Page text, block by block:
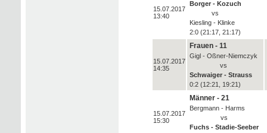
15.07.2017
13:40
Borger - Kozuch
vs
Kiesling - Klinke
2:0 (21:17, 21:17)
15.07.2017
14:35
Frauen - 11
Gigl - Oßner-Niemczyk
vs
Schwaiger - Strauss
0:2 (12:21, 19:21)
15.07.2017
15:30
Männer - 21
Bergmann - Harms
vs
Fuchs - Stadie-Seeber